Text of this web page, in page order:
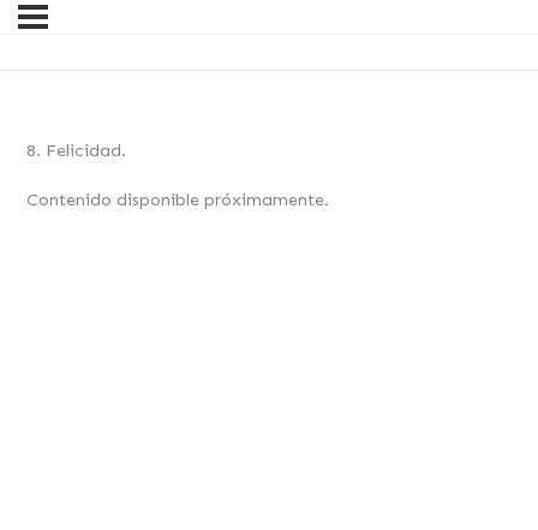
8. Felicidad.
Contenido disponible próximamente.